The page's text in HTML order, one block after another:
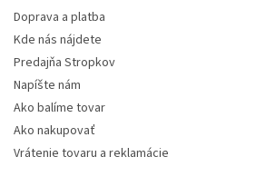
Doprava a platba
Kde nás nájdete
Predajňa Stropkov
Napíšte nám
Ako balíme tovar
Ako nakupovať
Vrátenie tovaru a reklamácie